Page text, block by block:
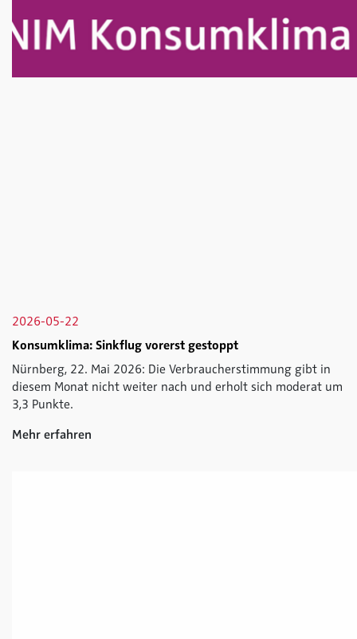
2026-05-22
Konsumklima: Sinkflug vorerst gestoppt
Nürnberg, 22. Mai 2026: Die Verbraucherstimmung gibt in
diesem Monat nicht weiter nach und erholt sich moderat um
3,3 Punkte.
Mehr erfahren